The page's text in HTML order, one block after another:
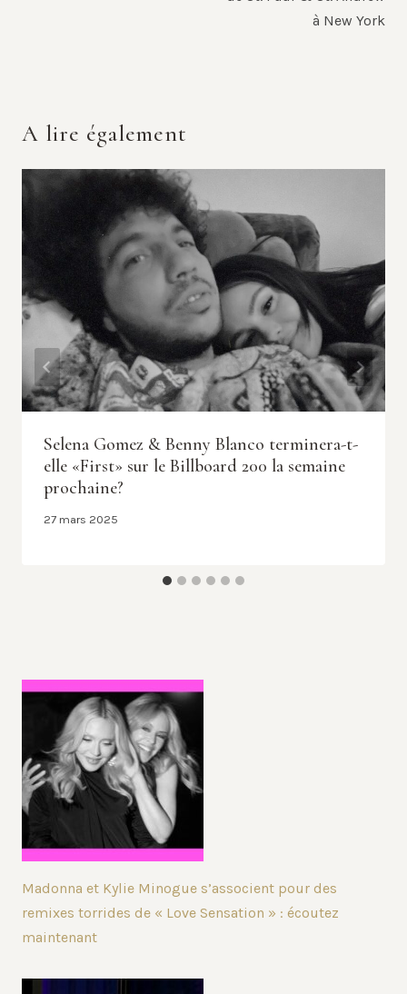
à New York
A lire également
Selena Gomez & Benny Blanco terminera-t-
elle «First» sur le Billboard 200 la semaine
prochaine?
27 mars 2025
Madonna et Kylie Minogue s’associent pour des
remixes torrides de « Love Sensation » : écoutez
maintenant